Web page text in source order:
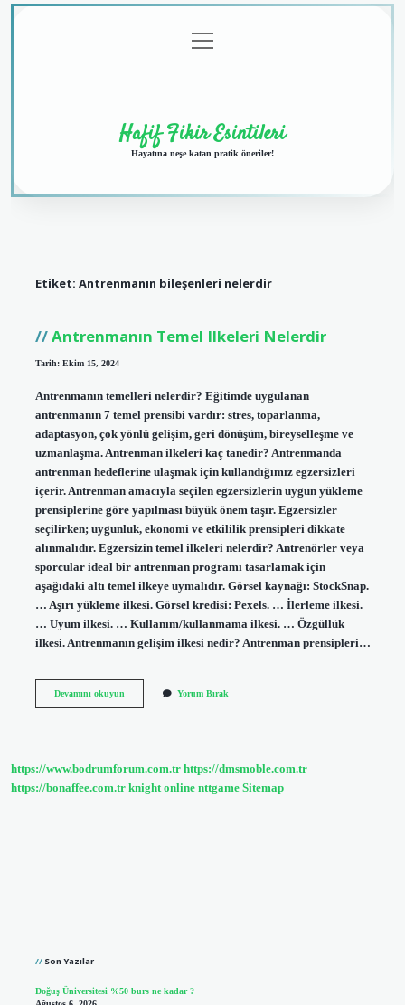
menüyü
aç
Hafif Fikir Esintileri
Hayatına neşe katan pratik öneriler!
Etiket: Antrenmanın bileşenleri nelerdir
Antrenmanın Temel Ilkeleri Nelerdir
Tarih: Ekim 15, 2024
Antrenmanın temelleri nelerdir? Eğitimde uygulanan
antrenmanın 7 temel prensibi vardır: stres, toparlanma,
adaptasyon, çok yönlü gelişim, geri dönüşüm, bireyselleşme ve
uzmanlaşma. Antrenman ilkeleri kaç tanedir? Antrenmanda
antrenman hedeflerine ulaşmak için kullandığımız egzersizleri
içerir. Antrenman amacıyla seçilen egzersizlerin uygun yükleme
prensiplerine göre yapılması büyük önem taşır. Egzersizler
seçilirken; uygunluk, ekonomi ve etkililik prensipleri dikkate
alınmalıdır. Egzersizin temel ilkeleri nelerdir? Antrenörler veya
sporcular ideal bir antrenman programı tasarlamak için
aşağıdaki altı temel ilkeye uymalıdır. Görsel kaynağı: StockSnap.
… Aşırı yükleme ilkesi. Görsel kredisi: Pexels. … İlerleme ilkesi.
… Uyum ilkesi. … Kullanım/kullanmama ilkesi. … Özgüllük
ilkesi. Antrenmanın gelişim ilkesi nedir? Antrenman prensipleri…
Devamını okuyunAntrenmanın Yorum Bırak
https://www.bodrumforum.com.tr https://dmsmoble.com.tr
https://bonaffee.com.tr knight online nttgame Sitemap
Son Yazılar
Doğuş Üniversitesi %50 burs ne kadar ?